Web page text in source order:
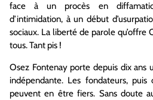
face à un procès en
d’intimidation, à un début
sociaux. La liberté de parole qu’offre
tous. Tant pis !
Osez Fontenay porte depuis dix ans
indépendante. Les fondateurs,
peuvent en être fiers. Sans doute